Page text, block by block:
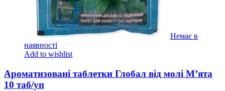
Немає в
наявності
Add to wishlist
Ароматизовані таблетки Глобал від молі М’ята
10 таб/уп